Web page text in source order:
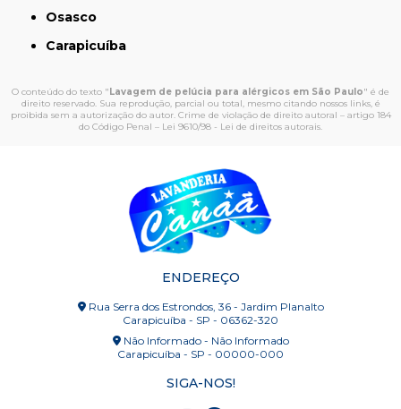
Osasco
Carapicuíba
O conteúdo do texto " Lavagem de pelúcia para alérgicos em São Paulo" é de
direito reservado. Sua reprodução, parcial ou total, mesmo citando nossos links, é
proibida sem a autorização do autor. Crime de violação de direito autoral – artigo 184
do Código Penal – Lei 9610/98 - Lei de direitos autorais.
ENDEREÇO
Rua Serra dos Estrondos, 36 - Jardim Planalto
Carapicuíba - SP - 06362-320
Não Informado - Não Informado
Carapicuíba - SP - 00000-000
SIGA-NOS!